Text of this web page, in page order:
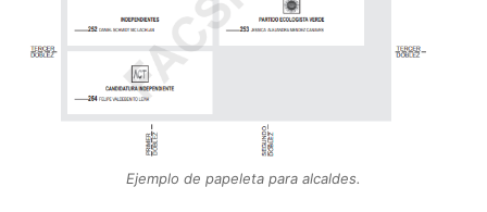
Ejemplo de papeleta para alcaldes.